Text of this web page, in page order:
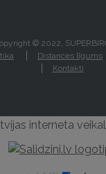
© 2022,
Distances līgums
Kontakti